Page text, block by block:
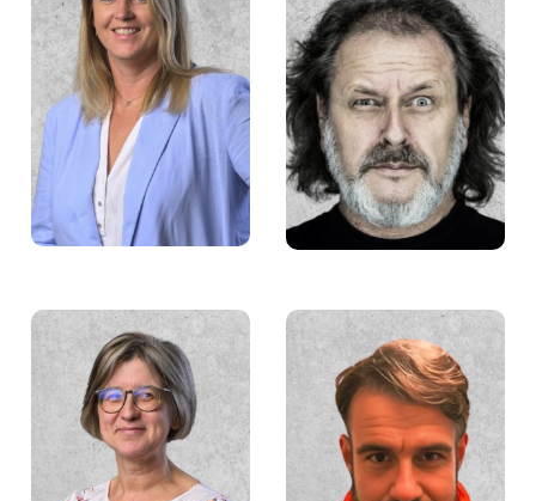
Grażyna Borkowska Maurycy Śmierzchalski
Grażyna Dzida Bartosz Kobczyk